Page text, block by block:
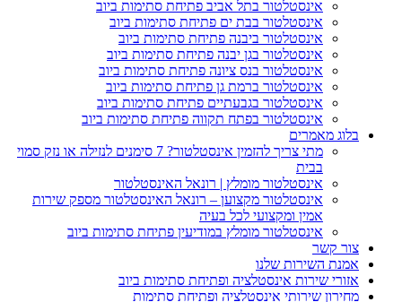
אינסטלטור בתל אביב פתיחת סתימות ביוב
אינסטלטור בבת ים פתיחת סתימות ביוב
אינסטלטור ביבנה פתיחת סתימות ביוב
אינסטלטור בגן יבנה פתיחת סתימות ביוב
אינסטלטור בנס ציונה פתיחת סתימות ביוב
אינסטלטור ברמת גן פתיחת סתימות ביוב
אינסטלטור בגבעתיים פתיחת סתימות ביוב
אינסטלטור בפתח תקווה פתיחת סתימות ביוב
מאמרים
מתי צריך להזמין אינסטלטור? 7 סימנים לנזילה או נזק סמוי
אינסטלטור מומלץ | רונאל האינסטלטור
אינסטלטור מקצוען – רונאל האינסטלטור מספק שירות
אמין ומקצועי לכל בעיה
אינסטלטור מומלץ במודיעין פתיחת סתימות ביוב
קשר
השירות שלנו
שירות אינסטלציה ופתיחת סתימות ביוב
שירותי אינסטלציה ופתיחת סתימות